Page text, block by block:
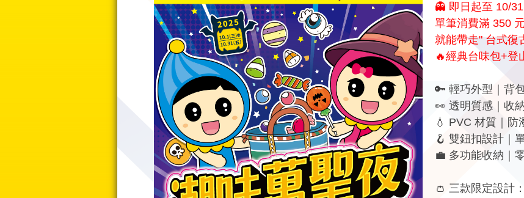
👻 即日起至 10/
單筆消費滿 350 元
就能帶走" 台式復
🔥經典台味包+登
🔑 輕巧外型｜背
👀 透明質感｜收
💧 PVC 材質｜防
🪝 雙鈕扣設計｜
💼 多功能收納｜
👛 三款限定設計：